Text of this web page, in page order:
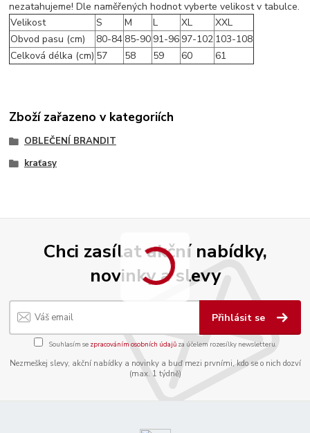
nezatahujeme! Dle naměřených hodnot vyberte velikost v tabulce.
Velikost
S M L XL
XXL
Obvod pasu (cm)
80-84 85-90 91-96 97-102 103-108
Celková délka (cm) 57 58 59 60 61
Zboží zařazeno v kategoriích
OBLEČENÍ BRANDIT
kraťasy
Chci zasílat akční nabídky,
novinky a slevy
Přihlásit se
Souhlasím se zpracováním osobních údajůza účelem rozesílky newsletteru.
Nezmeškej slevy, akční nabídky a novinky a buď mezi prvními, kdo se o nich dozví
(max. 1 týdně)